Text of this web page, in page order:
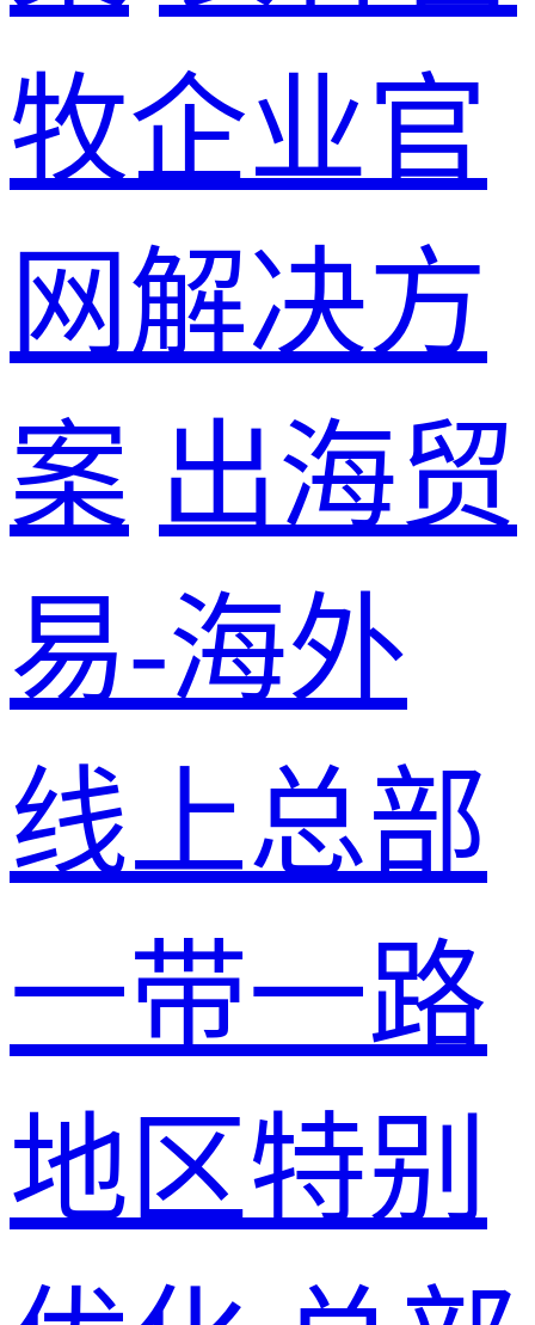
牧企业官
网解决方
案 出海贸
易-海外
线上总部
一带一路
地区特别